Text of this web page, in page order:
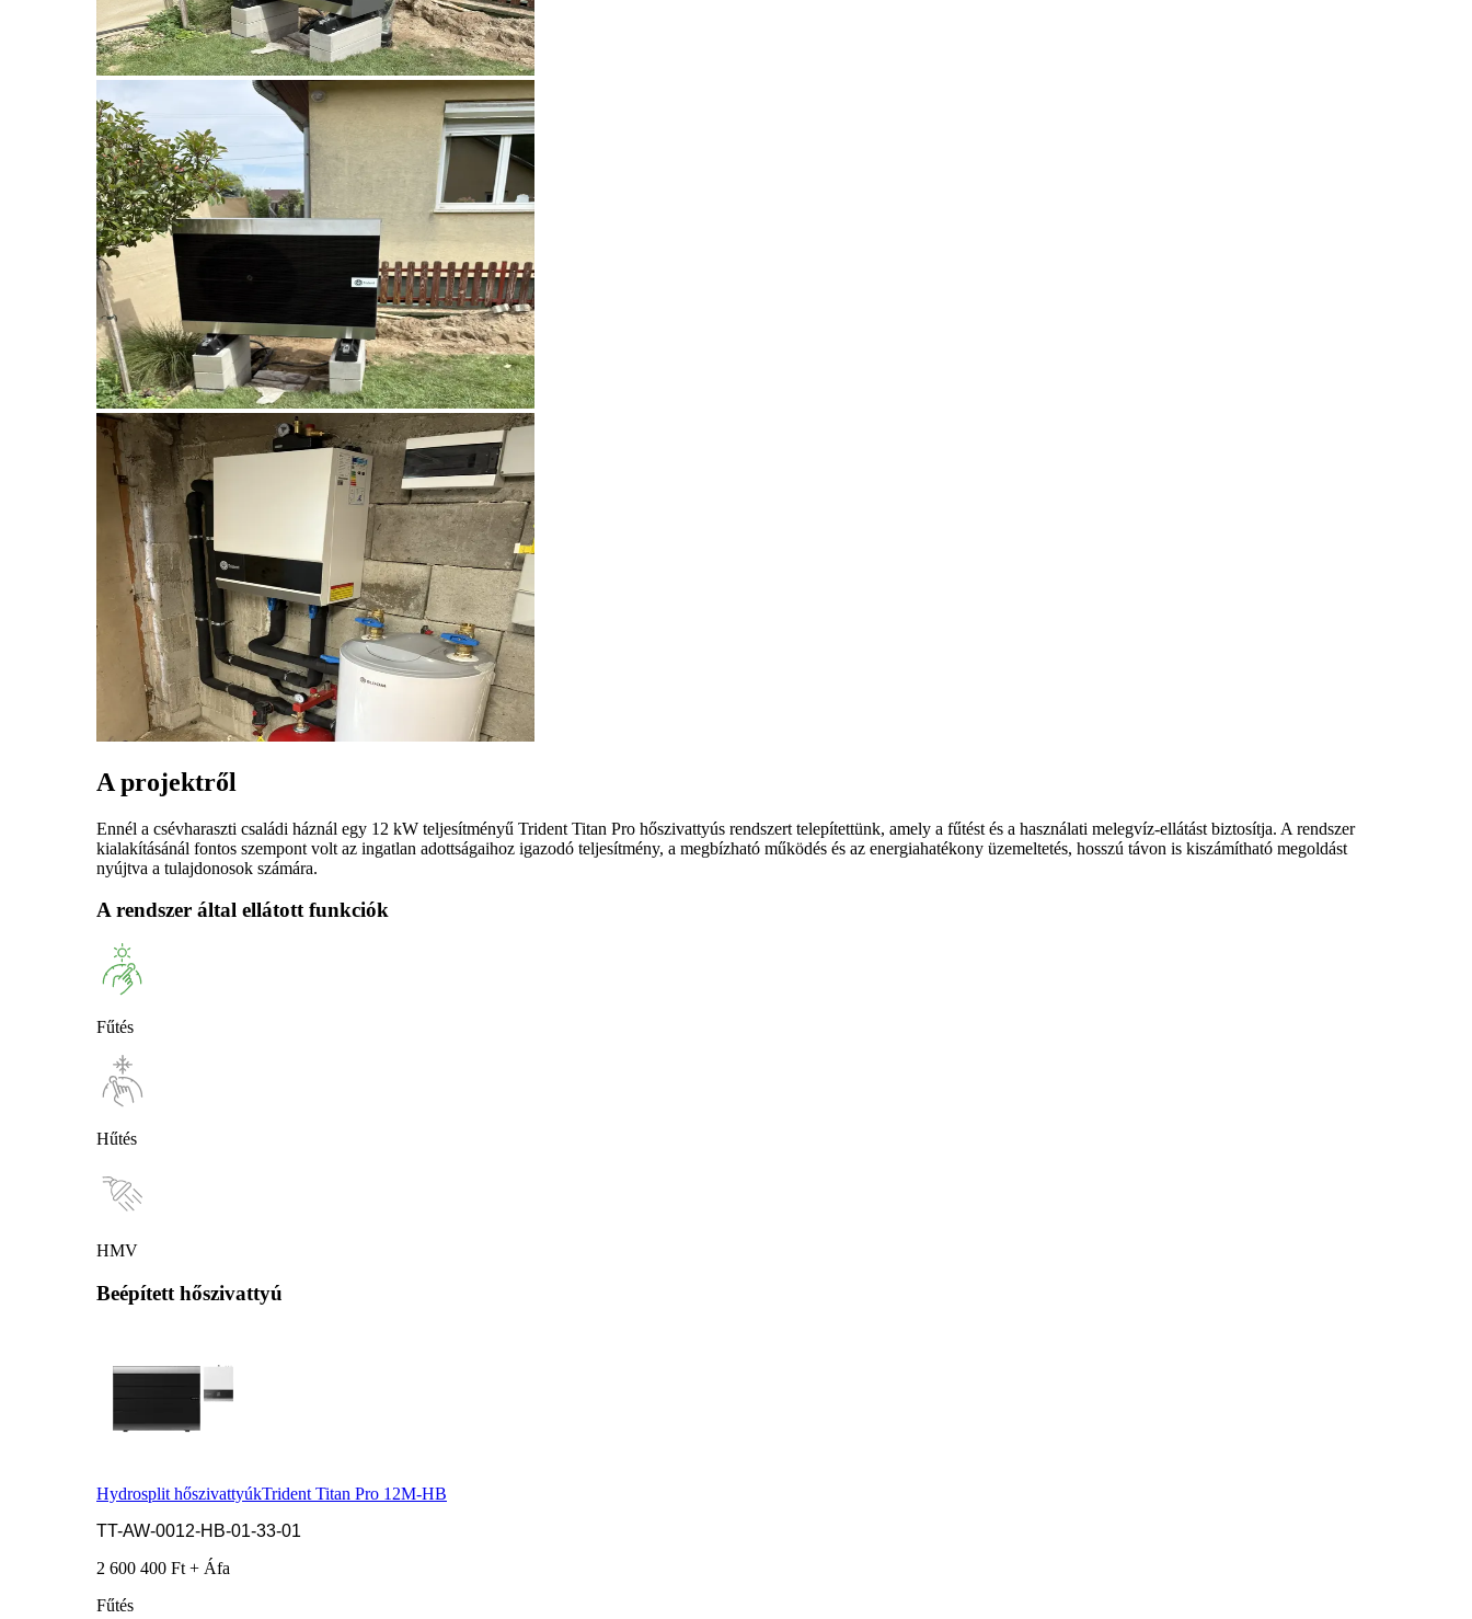
A projektről
Ennél a csévharaszti családi háznál egy 12 kW teljesítményű Trident Titan Pro hőszivattyús rendszert telepítettünk, amely a fűtést és a használati melegvíz-ellátást biztosítja. A rendszer
kialakításánál fontos szempont volt az ingatlan adottságaihoz igazodó teljesítmény, a megbízható működés és az energiahatékony üzemeltetés, hosszú távon is kiszámítható megoldást
nyújtva a tulajdonosok számára.
A rendszer által ellátott funkciók
Fűtés
Hűtés
HMV
Beépített hőszivattyú
Hydrosplit hőszivattyúkTrident Titan Pro 12M-HB
TT-AW-0012-HB-01-33-01
2 600 400 Ft + Áfa
Fűtés